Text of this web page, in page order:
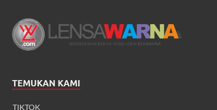
TEMUKAN KAMI
TIKTOK